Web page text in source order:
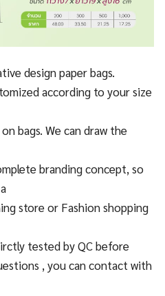
design paper bags.
according to your size
bags. We can draw the
branding concept, so
store or Fashion shopping
tested by QC before
, you can contact with